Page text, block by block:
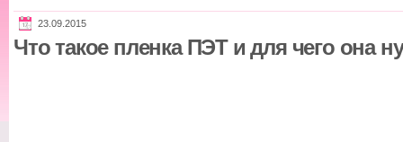
23.09.2015
Что такое пленка ПЭТ и для чего она